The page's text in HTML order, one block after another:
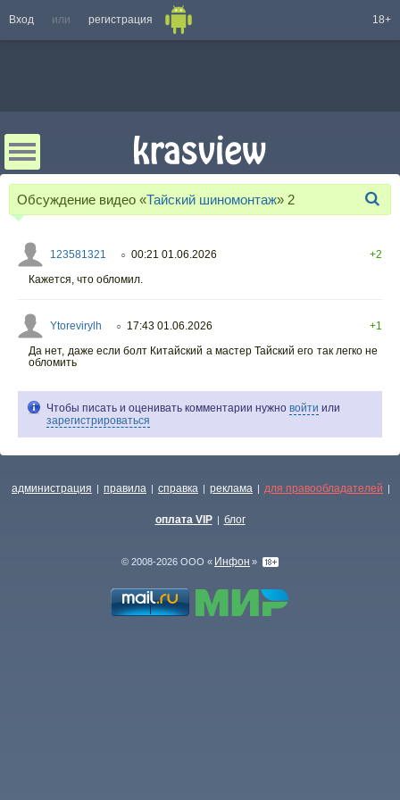
Вход или регистрация 18+
Обсуждение видео «Тайский шиномонтаж» 2
123581321 ○ 00:21 01.06.2026
+2
Кажется, что обломил.
Ytorevirylh ○ 17:43 01.06.2026
+1
Да нет, даже если болт Китайский а мастер Тайский его так легко не
обломить
Чтобы писать и оценивать комментарии нужно войти или
зарегистрироваться
администрация | правила | справка | реклама | для правообладателей |
оплата VIP | блог
© 2008-2026 ООО « Инфон »